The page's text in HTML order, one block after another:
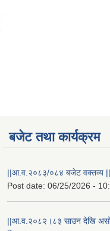
बजेट तथा कार्यक्रम
||आ.व.२०८३/०८४ बजेट वक्तव्य ||
Post date: 06/25/2026 -
||आ.व.२०८२।८३ साउन देखि